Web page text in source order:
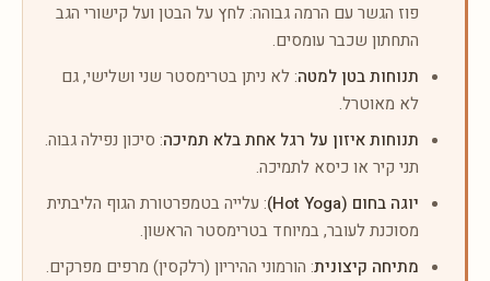
פוז הגשר עם הרמה גבוהה: לחץ על הבטן ועל קישורי הגב
התחתון שכבר עומסים.
תנוחות בטן למטה: לא ניתן בטרימסטר שני ושלישי, גם
לא מאוטרל.
תנוחות איזון על רגל אחת בלא תמיכה: סיכון נפילה גבוה.
תני קיר או כיסא לתמיכה.
יוגה בחום (Hot Yoga)
: עלייה בטמפרטורת הגוף הליבתית
מסוכנת לעובר, במיוחד בטרימסטר הראשון.
מתיחה קיצונית: הורמוני ההיריון (רלקסין) מרפים מפרקים.